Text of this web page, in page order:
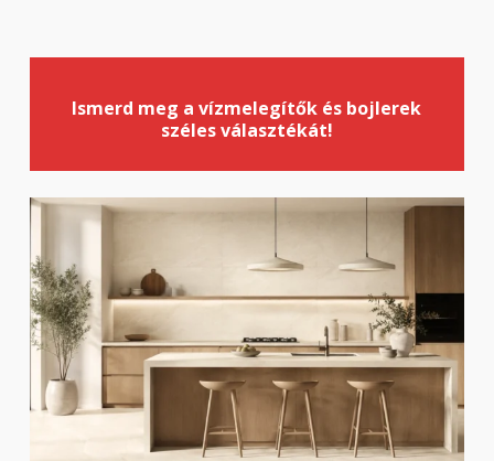
Ismerd meg a vízmelegítők és bojlerek
széles választékát!